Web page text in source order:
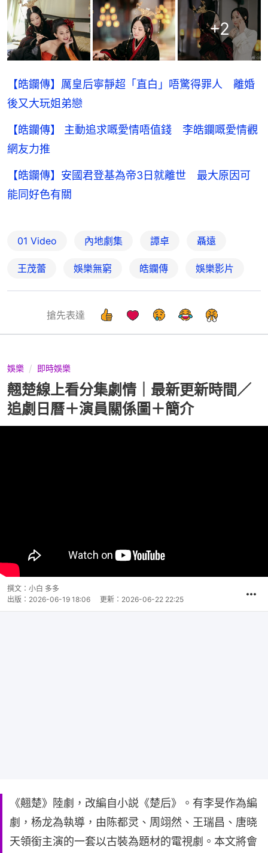
+2
【皓鑭傳】厲皇后寧靜超「直白」唔驚得罪人 離婚
後又大玩姐弟戀
【皓鑭傳】 主動追求嘅愛情唔值錢 李皓鑭嘅愛情觀
網友力推
【皓鑭傳】安國君登基為帝3日就離世 最大原因可
能同好色有關
01 Video 內地劇集 譚卓 聶遠
王茂蕾 娛樂無窮 皓鑭傳 娛樂影片
搶先表達
娛樂 即時娛樂
翹楚線上看分集劇情｜最新更新時間／
追劇日曆＋演員關係圖＋簡介
撰文： 小白 多多
出版： 2026-06-19 18:06 更新： 2026-06-22 22:25
《翹楚》陸劇，改編自小説《楚后》。有李旻作為編
劇，杨龙為執導，由陈都灵、周翊然、王瑞昌、唐晓
天領銜主演的一套以古裝為題材的電視劇。本文將會